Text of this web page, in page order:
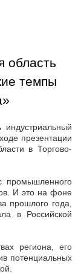
область
темпы
индустриальный
презентации
в Торгово-
промышленного
И это на фоне
прошлого года,
в Российской
региона, его
потенциальных